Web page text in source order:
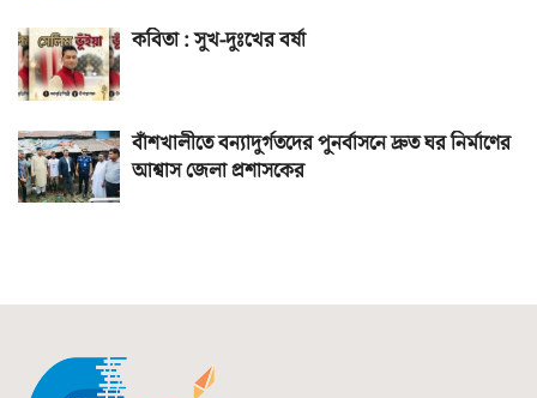
কবিতা : সুখ-দুঃখের বর্ষা
বাঁশখালীতে বন্যাদুর্গতদের পুনর্বাসনে দ্রুত ঘর নির্মাণের
আশ্বাস জেলা প্রশাসকের